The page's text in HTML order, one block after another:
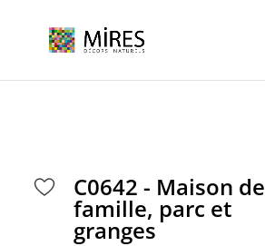
C0642 - Maison de
famille, parc et
granges